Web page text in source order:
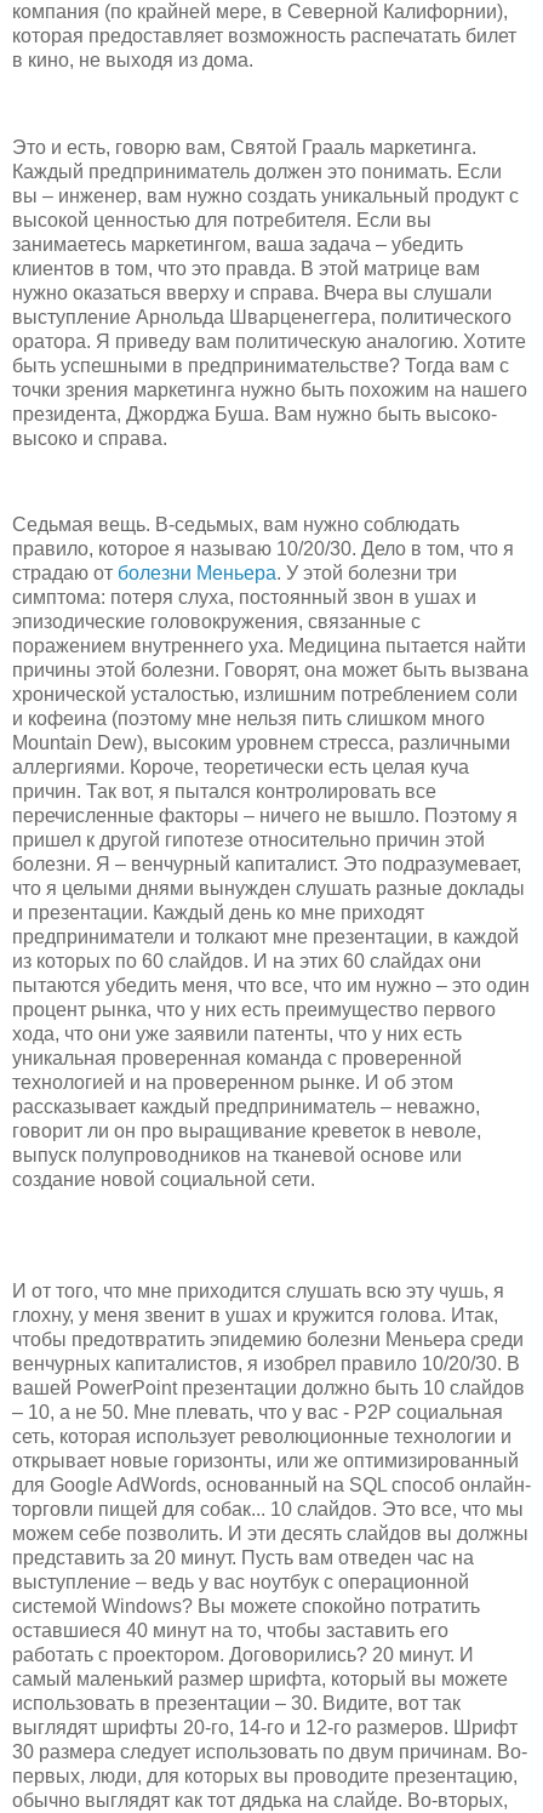
компания (по крайней мере, в Северной Калифорнии),
которая предоставляет возможность распечатать билет
в кино, не выходя из дома.
Это и есть, говорю вам, Святой Грааль маркетинга.
Каждый предприниматель должен это понимать. Если
вы – инженер, вам нужно создать уникальный продукт с
высокой ценностью для потребителя. Если вы
занимаетесь маркетингом, ваша задача – убедить
клиентов в том, что это правда. В этой матрице вам
нужно оказаться вверху и справа. Вчера вы слушали
выступление Арнольда Шварценеггера, политического
оратора. Я приведу вам политическую аналогию. Хотите
быть успешными в предпринимательстве? Тогда вам с
точки зрения маркетинга нужно быть похожим на нашего
президента, Джорджа Буша. Вам нужно быть высоко-
высоко и справа.
Седьмая вещь. В-седьмых, вам нужно соблюдать
правило, которое я называю 10/20/30. Дело в том, что я
страдаю от болезни Меньера. У этой болезни три
симптома: потеря слуха, постоянный звон в ушах и
эпизодические головокружения, связанные с
поражением внутреннего уха. Медицина пытается найти
причины этой болезни. Говорят, она может быть вызвана
хронической усталостью, излишним потреблением соли
и кофеина (поэтому мне нельзя пить слишком много
Mountain Dew), высоким уровнем стресса, различными
аллергиями. Короче, теоретически есть целая куча
причин. Так вот, я пытался контролировать все
перечисленные факторы – ничего не вышло. Поэтому я
пришел к другой гипотезе относительно причин этой
болезни. Я – венчурный капиталист. Это подразумевает,
что я целыми днями вынужден слушать разные доклады
и презентации. Каждый день ко мне приходят
предприниматели и толкают мне презентации, в каждой
из которых по 60 слайдов. И на этих 60 слайдах они
пытаются убедить меня, что все, что им нужно – это один
процент рынка, что у них есть преимущество первого
хода, что они уже заявили патенты, что у них есть
уникальная проверенная команда с проверенной
технологией и на проверенном рынке. И об этом
рассказывает каждый предприниматель – неважно,
говорит ли он про выращивание креветок в неволе,
выпуск полупроводников на тканевой основе или
создание новой социальной сети.
И от того, что мне приходится слушать всю эту чушь, я
глохну, у меня звенит в ушах и кружится голова. Итак,
чтобы предотвратить эпидемию болезни Меньера среди
венчурных капиталистов, я изобрел правило 10/20/30. В
вашей PowerPoint презентации должно быть 10 слайдов
– 10, а не 50. Мне плевать, что у вас - P2P социальная
сеть, которая использует революционные технологии и
открывает новые горизонты, или же оптимизированный
для Google AdWords, основанный на SQL способ онлайн-
торговли пищей для собак... 10 слайдов. Это все, что мы
можем себе позволить. И эти десять слайдов вы должны
представить за 20 минут. Пусть вам отведен час на
выступление – ведь у вас ноутбук с операционной
системой Windows? Вы можете спокойно потратить
оставшиеся 40 минут на то, чтобы заставить его
работать с проектором. Договорились? 20 минут. И
самый маленький размер шрифта, который вы можете
использовать в презентации – 30. Видите, вот так
выглядят шрифты 20-го, 14-го и 12-го размеров. Шрифт
30 размера следует использовать по двум причинам. Во-
первых, люди, для которых вы проводите презентацию,
обычно выглядят как тот дядька на слайде. Во-вторых,